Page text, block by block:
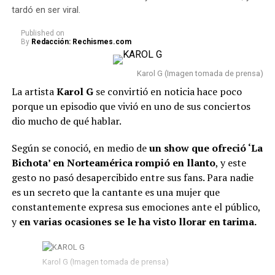
Además, un asunto en especial ha dado mucho de qué
hablar. Para esta ocasión, algunas personas han
descubierto posibles referencias que serían
tardó en ser viral.
Published on
By Redacción: Rechismes.com
Karol G (Imagen tomada de prensa)
La artistaKarol Gse convirtió en noticia hace poco
porque un episodio que vivió en uno de sus conciertos
dio mucho de qué hablar.
Según se conoció, en medio deun show que ofreció ‘La
Bichota’ en Norteamérica rompió en llanto, y este
gesto no pasó desapercibido entre sus fans. Para nadie
es un secreto que la cantante es una mujer que
constantemente expresa sus emociones ante el público,
yen varias ocasiones se le ha visto llorar en tarima.
Karol G (Imagen tomada de prensa)